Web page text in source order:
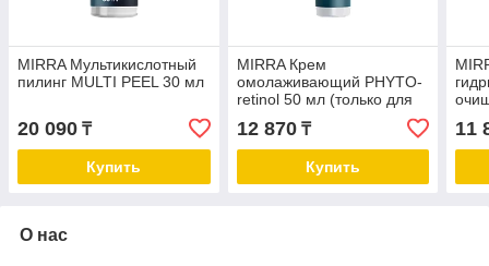
MIRRA Мультикислотный
пилинг MULTI PEEL 30 мл
20 090 ₸
Купить
MIRRA Крем
омолаживающий PHYTO-
retinol 50 мл (только для
профессионального
использования)
12 870₸
Купить
11
О нас